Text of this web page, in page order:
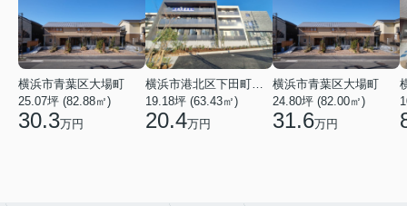
横浜市青葉区大場町
25.07坪 (82.88㎡)
30.3万円
19.18坪 (63.43㎡)
20.4万円
横浜市青葉区大場町
24.80坪 (82.00㎡)
31.6万円